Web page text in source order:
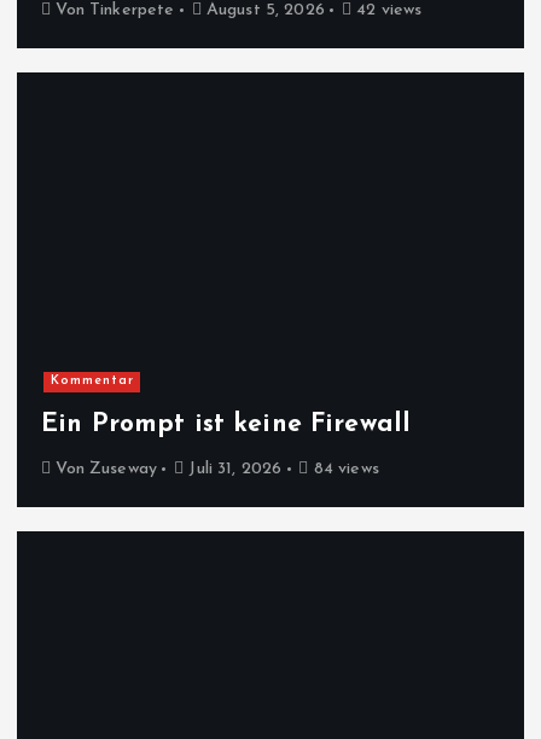
Von Tinkerpete August 5, 2026 42 views
Kommentar
Ein Prompt ist keine Firewall
Von Zuseway Juli 31, 2026 84 views